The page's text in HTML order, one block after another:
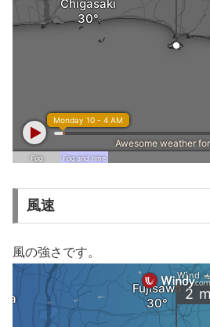
風速
風の強さです。